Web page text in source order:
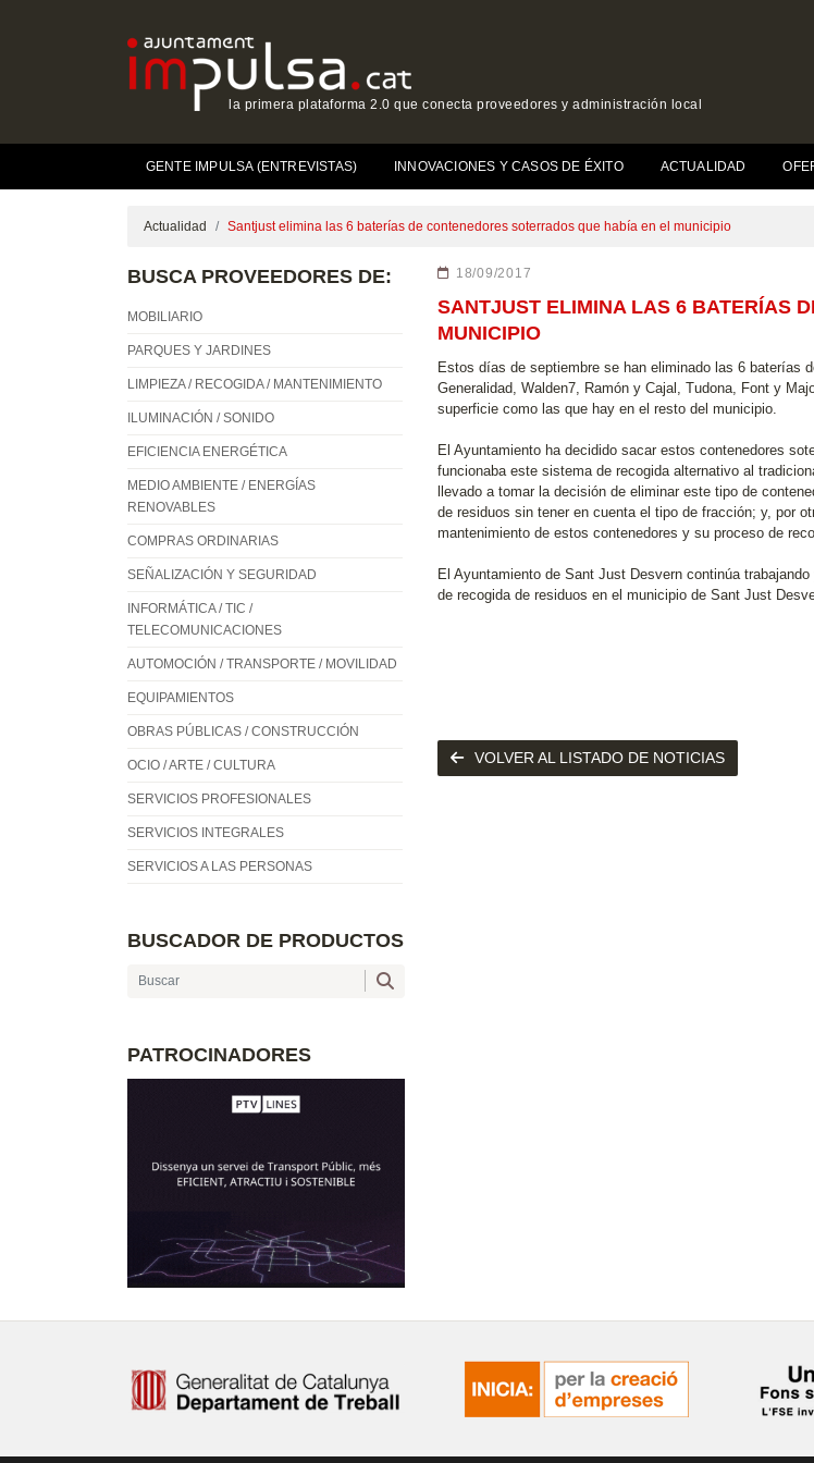
la primera plataforma 2.0 que conecta proveedores y administración local
GENTE IMPULSA (ENTREVISTAS) INNOVACIONES Y CASOS DE ÉXITO ACTUALIDAD
Actualidad Santjust elimina las 6 baterías de contenedores soterrados que había en el municipio
BUSCA PROVEEDORES DE:
MOBILIARIO
PARQUES Y JARDINES
LIMPIEZA / RECOGIDA / MANTENIMIENTO
ILUMINACIÓN / SONIDO
EFICIENCIA ENERGÉTICA
MEDIO AMBIENTE / ENERGÍAS
RENOVABLES
COMPRAS ORDINARIAS
SEÑALIZACIÓN Y SEGURIDAD
INFORMÁTICA / TIC /
TELECOMUNICACIONES
AUTOMOCIÓN / TRANSPORTE / MOVILIDAD
EQUIPAMIENTOS
OBRAS PÚBLICAS / CONSTRUCCIÓN
OCIO / ARTE / CULTURA
SERVICIOS PROFESIONALES
SERVICIOS INTEGRALES
SERVICIOS A LAS PERSONAS
BUSCADOR DE PRODUCTOS
PATROCINADORES
18/09/2017
SANTJUST ELIMINA LAS 6 BATERÍAS
MUNICIPIO
Estos días de septiembre se han eliminado las 6 baterías
Generalidad, Walden7, Ramón y Cajal, Tudona, Font y
superficie como las que hay en el resto del municipio.
El Ayuntamiento ha decidido sacar estos contenedores
funcionaba este sistema de recogida alternativo al
llevado a tomar la decisión de eliminar este tipo de
de residuos sin tener en cuenta el tipo de fracción; y, por
mantenimiento de estos contenedores y su proceso de
El Ayuntamiento de Sant Just Desvern continúa
de recogida de residuos en el municipio de Sant Just
VOLVER AL LISTADO DE NOTICIAS